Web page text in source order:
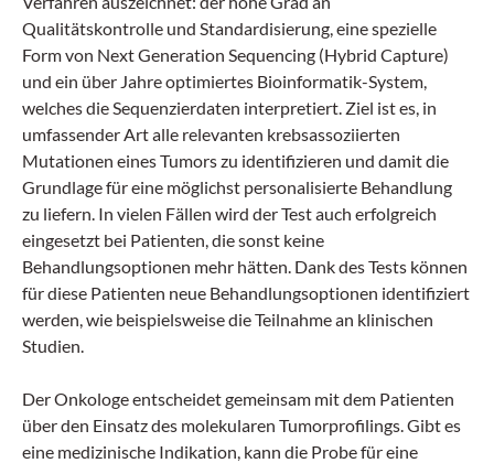
Qualitätskontrolle und Standardisierung, eine spezielle
Form von Next Generation Sequencing (Hybrid Capture)
und ein über Jahre optimiertes Bioinformatik-System,
welches die Sequenzierdaten interpretiert. Ziel ist es, in
umfassender Art alle relevanten krebsassoziierten
Mutationen eines Tumors zu identifizieren und damit die
Grundlage für eine möglichst personalisierte Behandlung
zu liefern. In vielen Fällen wird der Test auch erfolgreich
eingesetzt bei Patienten, die sonst keine
Behandlungsoptionen mehr hätten. Dank des Tests können
für diese Patienten neue Behandlungsoptionen identifiziert
werden, wie beispielsweise die Teilnahme an klinischen
Studien.
Der Onkologe entscheidet gemeinsam mit dem Patienten
über den Einsatz des molekularen Tumorprofilings. Gibt es
eine medizinische Indikation, kann die Probe für eine